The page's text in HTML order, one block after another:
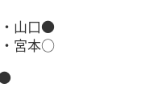
山口●
宮本○